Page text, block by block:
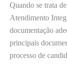
Quando se trata de
Atendimento
documentação
principais
processo de